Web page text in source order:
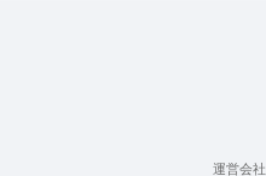
運営会社